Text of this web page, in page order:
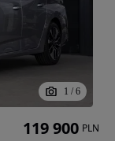
1 / 6
119 900 PLN